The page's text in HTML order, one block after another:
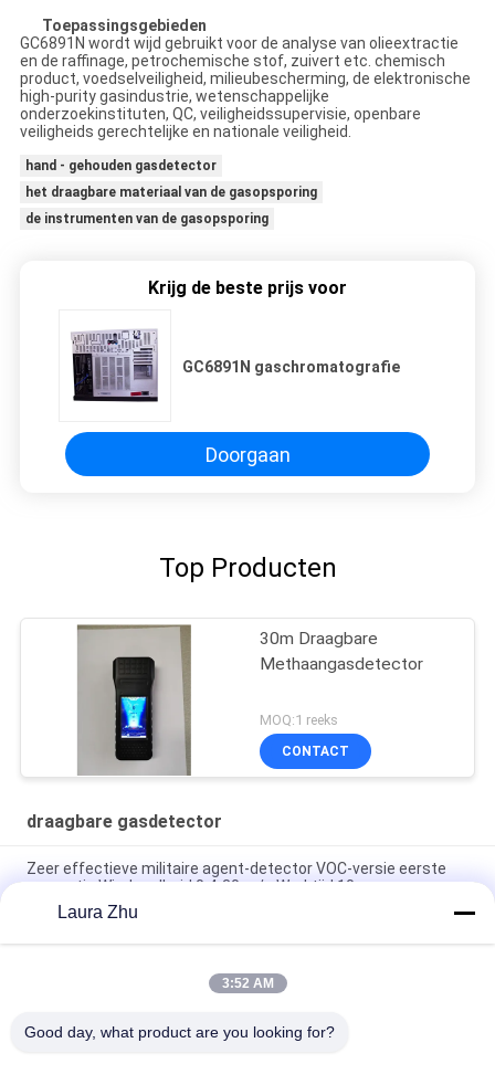
Toepassingsgebieden
GC6891N wordt wijd gebruikt voor de analyse van olieextractie
en de raffinage, petrochemische stof, zuivert etc. chemisch
product, voedselveiligheid, milieubescherming, de elektronische
high-purity gasindustrie, wetenschappelijke
onderzoekinstituten, QC, veiligheidssupervisie, openbare
veiligheids gerechtelijke en nationale veiligheid.
hand - gehouden gasdetector
het draagbare materiaal van de gasopsporing
de instrumenten van de gasopsporing
Krijg de beste prijs voor
GC6891N gaschromatografie
Doorgaan
Top Producten
30m Draagbare
Methaangasdetector
MOQ:1 reeks
CONTACT
draagbare gasdetector
Zeer effectieve militaire agent-detector VOC-versie eerste
generatie Windsnelheid 0,4-30 m/s Werktijd 10 uur
Alarm Grote Capaciteit Opslag Cloud Platform 6e Generatie
CD4 Explosieveilige Draadloze Samengestelde Gasdetector
Laura Zhu
3:52 AM
Good day, what product are you looking for?